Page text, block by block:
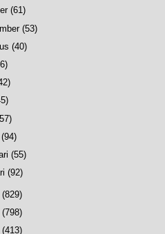
(61)
(53)
(40)
(94)
(55)
(92)
(829)
(798)
(413)